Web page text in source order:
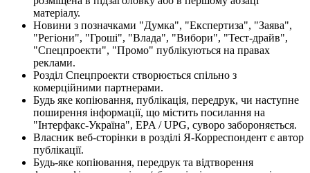
матеріалу.
Новини з позначками "Думка", "Експертиза", "Заява",
"Регіони", "Гроші", "Влада", "Вибори", "Тест-драйв",
"Спецпроекти", "Промо" публікуються на правах
реклами.
Розділ Спецпроекти створюється спільно з
комерційними партнерами.
Будь яке копіювання, публікація, передрук, чи наступне
поширення інформації, що містить посилання на
"Інтерфакс-Україна", EPA / UPG, суворо забороняється.
Власник веб-сторінки в розділі Я-Корреспондент є автор
публікації.
Будь-яке копіювання, передрук та відтворення